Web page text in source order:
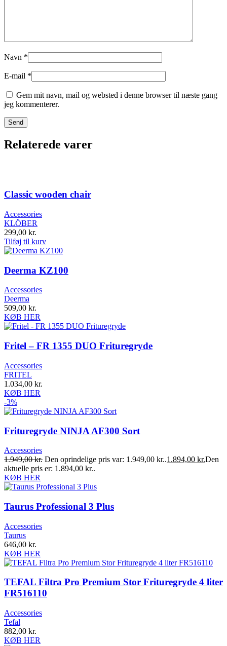
Navn *
E-mail *
Gem mit navn, mail og websted i denne browser til næste gang
jeg kommenterer.
Relaterede varer
Classic wooden chair
Accessories
KLÖBER
299,00 kr.
Tilføj til kurv
Deerma KZ100
Accessories
Deerma
509,00 kr.
KØB HER
Fritel – FR 1355 DUO Frituregryde
Accessories
FRITEL
1.034,00 kr.
KØB HER
-3%
Frituregryde NINJA AF300 Sort
Accessories
1.949,00kr. Den oprindelige pris var: 1.949,00 kr..1.894,00 kr.Den
aktuelle pris er: 1.894,00 kr..
KØB HER
Taurus Professional 3 Plus
Accessories
Taurus
646,00 kr.
KØB HER
TEFAL Filtra Pro Premium Stor Frituregryde 4 liter
FR516110
Accessories
Tefal
882,00 kr.
KØB HER